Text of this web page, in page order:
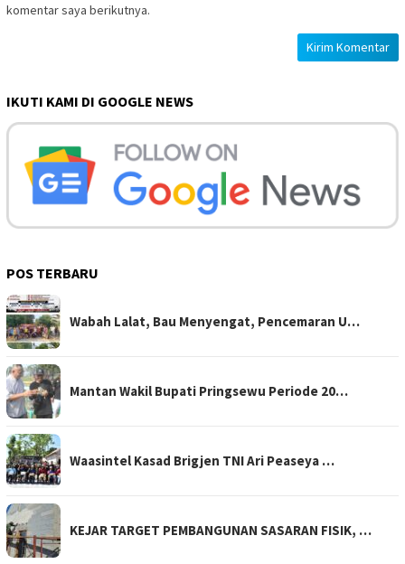
komentar saya berikutnya.
IKUTI KAMI DI GOOGLE NEWS
POS TERBARU
Wabah Lalat, Bau Menyengat, Pencemaran U…
Mantan Wakil Bupati Pringsewu Periode 20…
Waasintel Kasad Brigjen TNI Ari Peaseya …
KEJAR TARGET PEMBANGUNAN SASARAN FISIK, …